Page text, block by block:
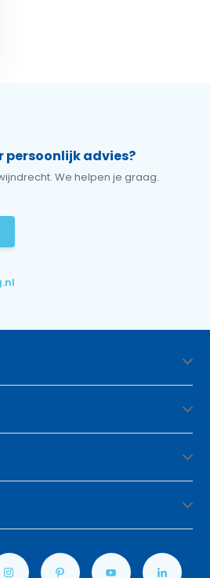
persoonlijk advies?
We helpen je graag.